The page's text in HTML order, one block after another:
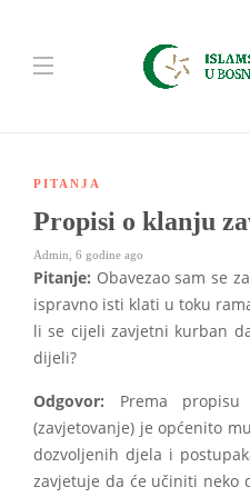
PITANJA
Propisi o klanju
Admin 6 godine ago
Pitanje: Obavezao sam se
ispravno isti klati u toku
li se cijeli zavjetni kurban
dijeli?
Odgovor: Prema
(zavjetovanje) je općenito
dozvoljenih djela i
zavjetuje da će učiniti neko